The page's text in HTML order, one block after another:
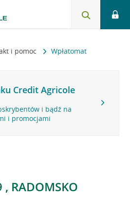
i pomoc Wpłatomat
Credit Agricole
i bądź na
i promocjami
, RADOMSKO